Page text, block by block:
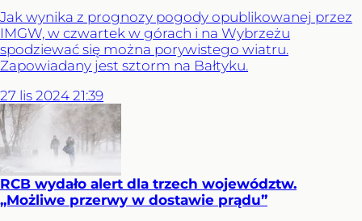
Jak wynika z prognozy pogody opublikowanej przez
IMGW, w czwartek w górach i na Wybrzeżu
spodziewać się można porywistego wiatru.
Zapowiadany jest sztorm na Bałtyku.
27 lis 2024 21:39
RCB wydało alert dla trzech województw.
„Możliwe przerwy w dostawie prądu”